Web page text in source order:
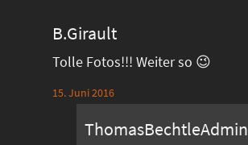
B.Girault
Tolle Fotos!!! Weiter so 😉
15. Juni 2016
ThomasBechtleAdmin